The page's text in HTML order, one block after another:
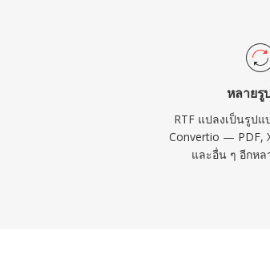
หลายรู
RTF แปลงเป็นรูป
Convertio — PDF,
และอื่น ๆ อีกห